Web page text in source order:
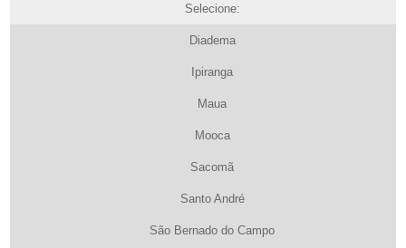
Selecione:
Diadema
Ipiranga
Maua
Mooca
Sacomã
Santo André
São Bernado do Campo